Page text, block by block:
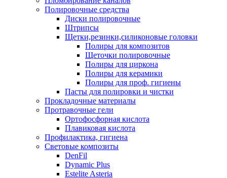
Полировочные средства
Диски полировочные
Штрипсы
Щетки,резинки,силиконовые головки
Полиры для композитов
Щеточки полировочные
Полиры для циркона
Полиры для керамики
Полиры для проф. гигиены
Пасты для полировки и чистки
Прокладочные материалы
Протравочные гели
Ортофосфорная кислота
Плавиковая кислота
Профилактика, гигиена
Световые композиты
DenFil
Dynamic Plus
Estelite Asteria